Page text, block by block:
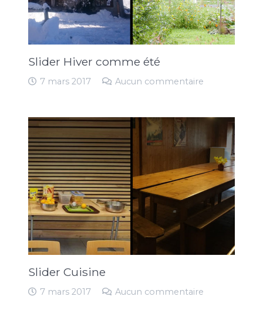
Slider Hiver comme été
7 mars 2017 Aucun commentaire
Slider Cuisine
7 mars 2017 Aucun commentaire